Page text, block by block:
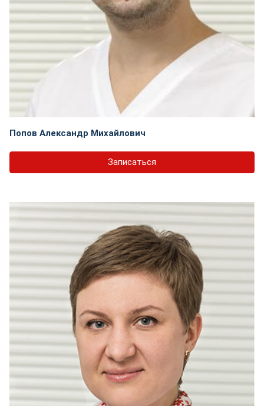
Попов Александр Михайлович
Записаться